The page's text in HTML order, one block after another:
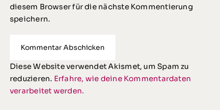
diesem Browser für die nächste Kommentierung
speichern.
Diese Website verwendet Akismet, um Spam zu
reduzieren. Erfahre, wie deine Kommentardaten
verarbeitet werden.